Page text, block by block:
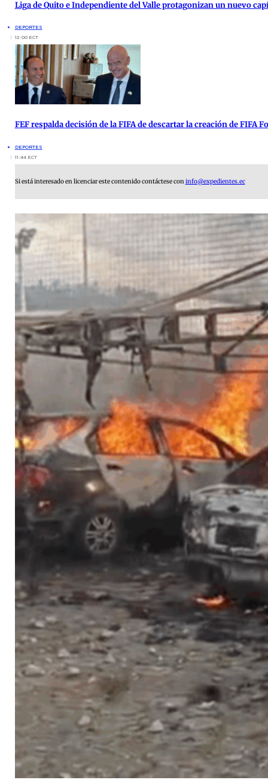
Liga de Quito e Independiente del Valle protagonizan un nuevo
DEPORTES
12:00 ECT
FEF respalda decisión de la FIFA de descartar la creación de FIFA
DEPORTES
11:44 ECT
Si está interesado en licenciar este contenido contáctese coninfo@expedientes.ec